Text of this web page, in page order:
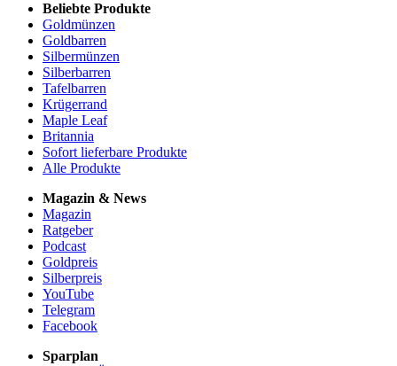
Beliebte Produkte
Goldmünzen
Goldbarren
Silbermünzen
Silberbarren
Tafelbarren
Krügerrand
Maple Leaf
Britannia
Sofort lieferbare Produkte
Alle Produkte
Magazin & News
Magazin
Ratgeber
Podcast
Goldpreis
Silberpreis
YouTube
Telegram
Facebook
Sparplan